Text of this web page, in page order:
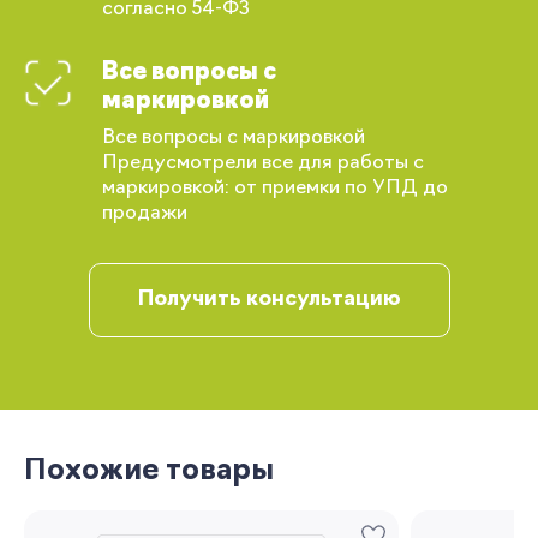
согласно 54-ФЗ
Все вопросы с
маркировкой
Все вопросы с маркировкой
Предусмотрели все для работы с
маркировкой: от приемки по УПД до
продажи
Получить консультацию
Похожие товары
Вы сможете отслеживать статус своих
заказов и получать индивидуальные